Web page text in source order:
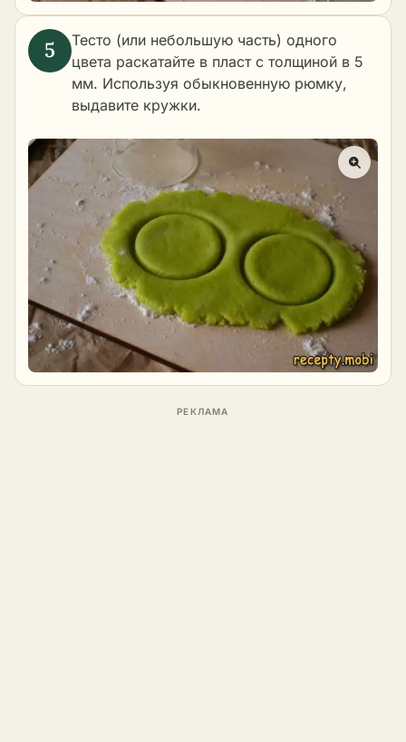
Тесто (или небольшую часть) одного
цвета раскатайте в пласт с толщиной в 5
мм. Используя обыкновенную рюмку,
выдавите кружки.